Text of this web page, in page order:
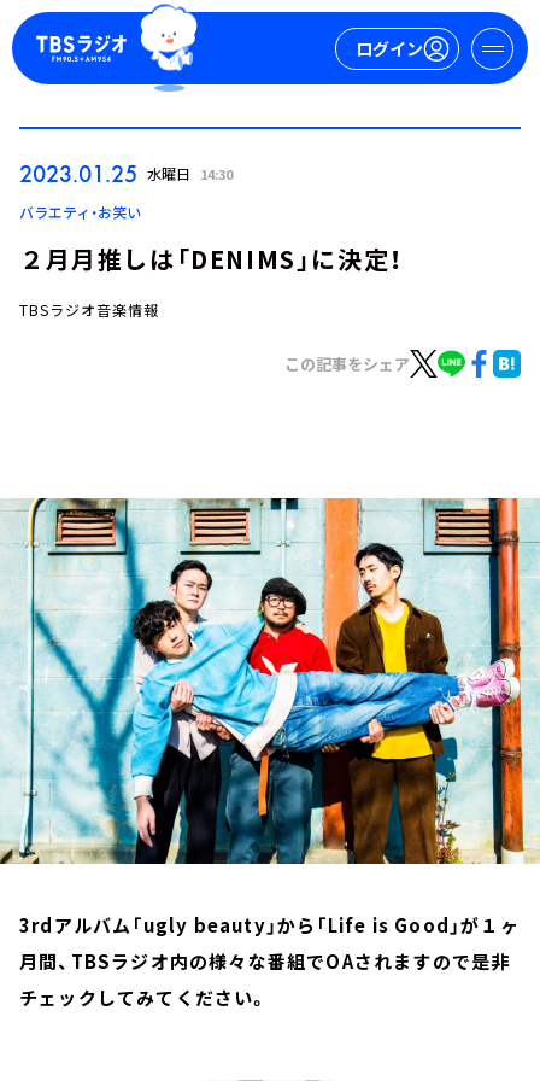
ログイン
ログイン
トピックス
TBS Podcast
お知らせ
イベント・グッズ
YouTube
会社情報
2023.01.25 水曜日 14:30
バラエティ・お笑い
２月月推しは「DENIMS」に決定！
TBSラジオ音楽情報
この記事をシェア
3rdアルバム「ugly beauty」から「Life is Good」が１ヶ
月間、TBSラジオ内の様々な番組でOAされますので是非
チェックしてみてください。